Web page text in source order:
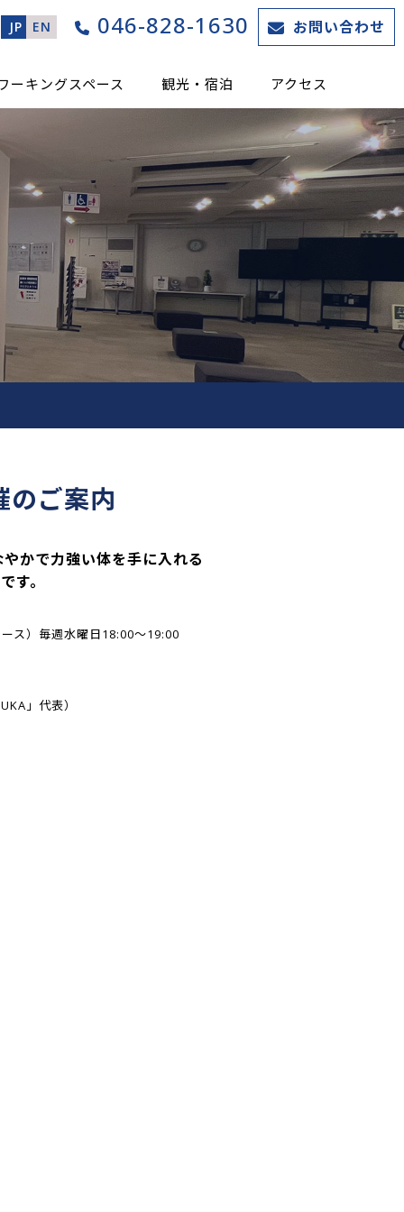
JP EN 046-828-1630 お問い合わせ
ーキングスペース 観光・宿泊 アクセス
のご案内
かで力強い体を手に入れる
す。
ス）毎週水曜日18:00～19:00
」代表）